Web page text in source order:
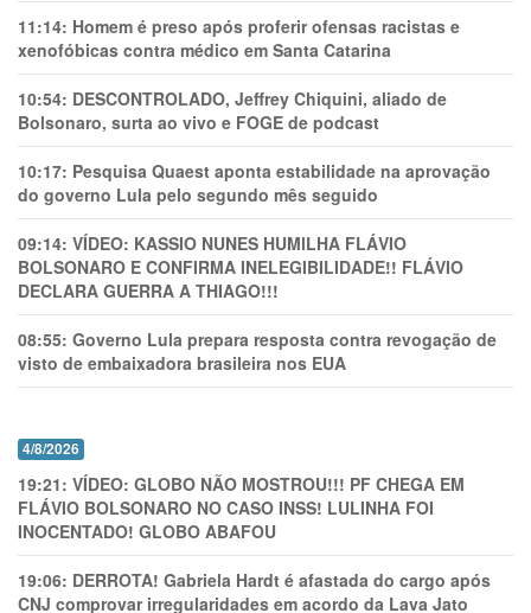
11:14: Homem é preso após proferir ofensas racistas e
xenofóbicas contra médico em Santa Catarina
10:54: DESCONTROLADO, Jeffrey Chiquini, aliado de
Bolsonaro, surta ao vivo e FOGE de podcast
10:17: Pesquisa Quaest aponta estabilidade na aprovação
do governo Lula pelo segundo mês seguido
09:14: VÍDEO: KASSIO NUNES HUMlLHA FLÁVIO
BOLSONARO E CONFIRMA INELEGIBILIDADE!! FLÁVIO
DECLARA GUERRA A THIAGO!!!
08:55: Governo Lula prepara resposta contra revogação de
visto de embaixadora brasileira nos EUA
4/8/2026
19:21: VÍDEO: GLOBO NÃO MOSTROU!!! PF CHEGA EM
FLÁVIO BOLSONARO NO CASO INSS! LULINHA FOI
INOCENTADO! GLOBO ABAFOU
19:06: DERROTA! Gabriela Hardt é afastada do cargo após
CNJ comprovar irregularidades em acordo da Lava Jato